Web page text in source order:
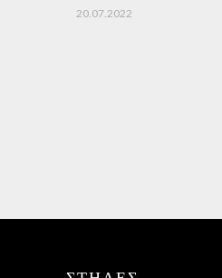
20.07.2022